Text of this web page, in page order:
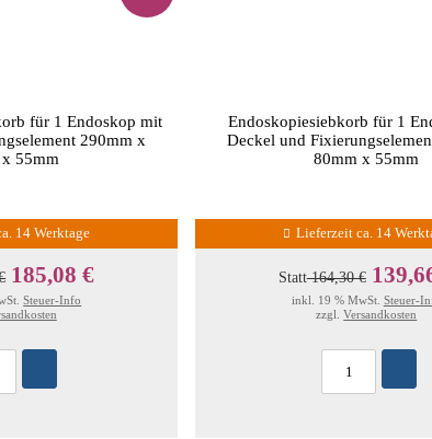
für 1 Endoskop mit
290mm x
55mm
14 Werktage
185,08 €
Steuer-Info
Endoskopiesiebkorb für 1
Deckel und
80mm x 55mm
Lieferzeit ca. 14
Statt164,30 €
inkl. 19 % MwSt. Steuer-
zzgl.Versandkosten